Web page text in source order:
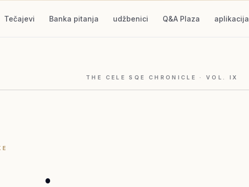
Tečajevi Banka pitanja udžbenici Q&A Plaza aplikacija
THE CELE SQE CHRONICLE · VOL. IX